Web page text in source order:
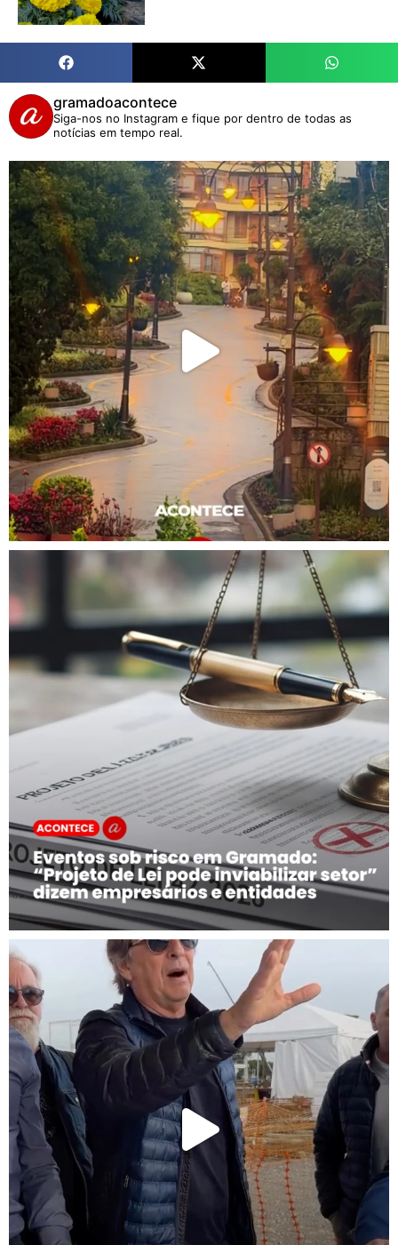
gramadoacontece
Siga-nos no Instagram e fique por dentro de todas as
notícias em tempo real.